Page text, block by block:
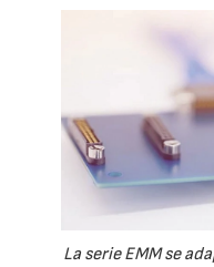
La serie EMM se